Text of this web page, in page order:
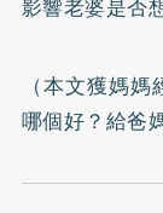
影響老婆是否
（本文獲媽
哪個好？給爸